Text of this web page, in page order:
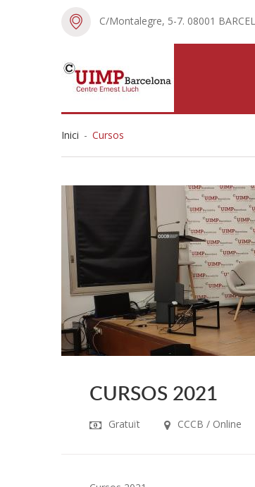
C/Montalegre, 5-7. 08001
Inici - Cursos
CURSOS 2021
Gratuït CCCB / Online